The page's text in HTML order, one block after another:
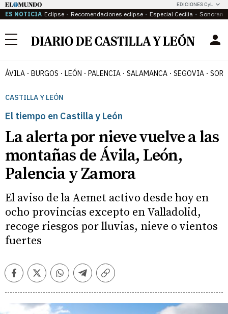
EDICIONES CyL
ES NOTICIA Eclipse Recomendaciones eclipse Especial Cecilia
Menú
ÁVILA BURGOS LEÓN PALENCIA SALAMANCA SEGOVIA
CASTILLA Y LEÓN
El tiempo en Castilla y León
La alerta por nieve vuelve a las
montañas de Ávila, León,
Palencia y Zamora
El aviso de la Aemet activo desde hoy en
ocho provincias excepto en Valladolid,
recoge riesgos por lluvias, nieve o vientos
fuertes
FacebookTwitterWhatsappTelegramCopiar